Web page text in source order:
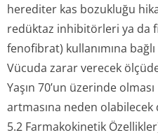
herediter kas bozukluğu
redüktaz inhibitörleri ya da
fenofibrat) kullanımına
Vücuda zarar verecek
Yaşın 70’un üzerinde
artmasına neden
5.2 Farmakokinetik